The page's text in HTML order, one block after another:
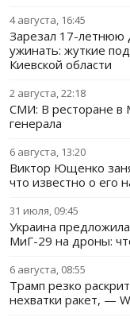
4 августа, 16:45
Зарезал 17-летнюю
ужинать: жуткие
Киевской области
2 августа, 22:18
СМИ: В ресторане в
генерала
6 августа, 13:20
Виктор Ющенко
что известно о его
31 июля, 09:45
Украина
МиГ-29 на дроны:
6 августа, 08:55
Трамп резко
нехватки ракет, —